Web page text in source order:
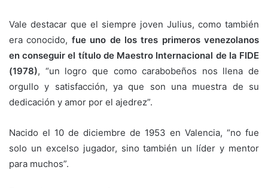
Vale destacar que el siempre joven Julius, como también
era conocido, fue uno de los tres primeros venezolanos
en conseguir el título de Maestro Internacional de la FIDE
(1978), “un logro que como carabobeños nos llena de
orgullo y satisfacción, ya que son una muestra de su
dedicación y amor por el ajedrez”.
Nacido el 10 de diciembre de 1953 en Valencia, “no fue
solo un excelso jugador, sino también un líder y mentor
para muchos”.